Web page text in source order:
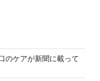
のケアが新聞に載って